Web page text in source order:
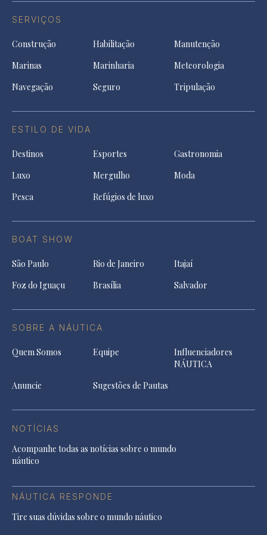
SERVIÇOS
Construção Habilitação
Manutenção
Marinas
Marinharia
Meteorologia
Navegação
Seguro Tripulação
ESTILO DE VIDA
Destinos Esportes
Gastronomia
Luxo
Mergulho
Moda
Pesca
Refúgios de luxo
BOAT SHOW
São Paulo Rio de Janeiro
Itajaí
Foz do Iguaçu
Brasília Salvador
SOBRE A NÁUTICA
Quem Somos Equipe
Influenciadores
NÁUTICA
Anuncie
Sugestões de Pautas
NOTÍCIAS
Acompanhe todas as notícias sobre o mundo
náutico
NÁUTICA RESPONDE
Tire suas dúvidas sobre o mundo náutico